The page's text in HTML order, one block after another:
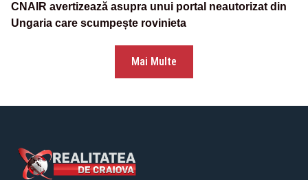
CNAIR avertizează asupra unui portal neautorizat din
Ungaria care scumpește rovinieta
Mai Multe